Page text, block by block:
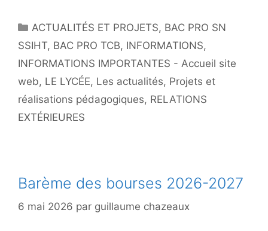
Catégories
ACTUALITÉS ET PROJETS, BAC PRO SN
SSIHT, BAC PRO TCB, INFORMATIONS,
INFORMATIONS IMPORTANTES - Accueil site
web, LE LYCÉE, Les actualités, Projets et
réalisations pédagogiques, RELATIONS
EXTÉRIEURES
Barème des bourses 2026-2027
6 mai 2026 par guillaume chazeaux